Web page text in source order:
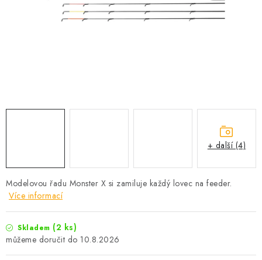
Péče o rybu
Modelovou řadu Monster X si zamiluje každý lovec na feeder.
Více informací
Skladem (2 ks)
10.8.2026
+ další (4)